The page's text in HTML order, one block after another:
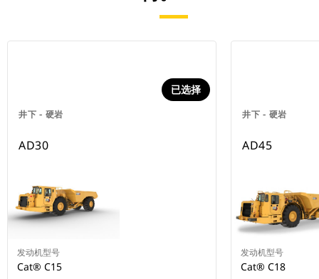
井下 - 硬岩
已选择
AD30
发动机型号
Cat® C15
井下 - 硬岩
AD45
发动机型号
Cat® C18